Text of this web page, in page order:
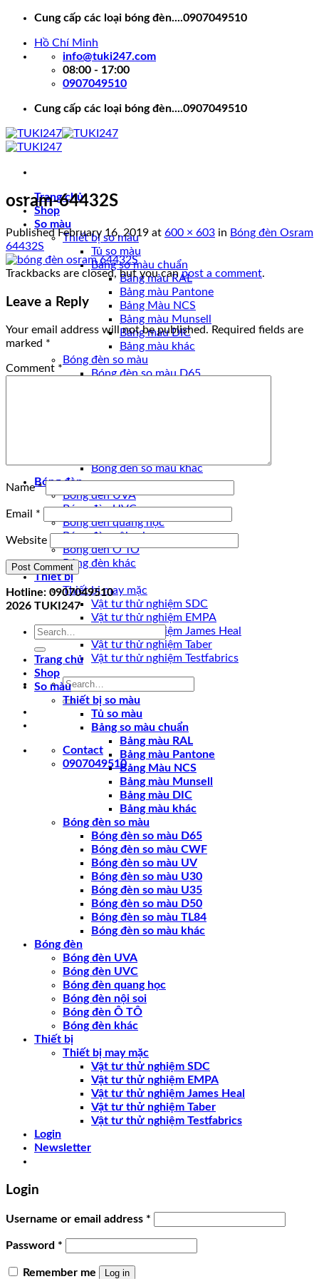
Skip
content
Cung cấp các loại bóng đèn....0907049510
Hồ Chí Minh
info@tuki247.com
08:00 - 17:00
0907049510
Cung cấp các loại bóng đèn....0907049510
Trang chủ
Shop
So màu
Thiết bị so màu
Tủ so màu
Bảng so màu chuẩn
Bảng màu RAL
Bảng màu Pantone
Bảng Màu NCS
Bảng màu Munsell
Bảng màu DIC
Bảng màu khác
Bóng đèn so màu
Bóng đèn so màu D65
Bóng đèn so màu khác
Bóng đèn
Bóng đèn UVA
Bóng đèn UVC
Bóng đèn quang học
Bóng đèn nội soi
Bóng đèn Ô TÔ
Bóng đèn khác
Thiết bị
Thiết bị may mặc
Vật tư thử nghiệm SDC
Vật tư thử nghiệm EMPA
Vật tư thử nghiệm James Heal
Vật tư thử nghiệm Taber
Vật tư thử nghiệm Testfabrics
Search
for:
Contact
0907049510
osram-64432S
PublishedFebruary 16, 2019 at 600 × 603 in Bóng đèn Osram
64432S
Trackbacks are closed, but you canpost a comment.
Leave a Reply
Your email address will not be published. Required fields are
marked *
Comment *
Name*
Email *
Website
Hotline: 0907049510
2026 TUKI247
Search
Trang chủ
Shop
So màu
Thiết bị so màu
Tủ so màu
Bảng so màu chuẩn
Bảng màu RAL
Bảng màu Pantone
Bảng Màu NCS
Bảng màu Munsell
Bảng màu DIC
Bảng màu khác
Bóng đèn so màu
Bóng đèn so màu D65
Bóng đèn so màu CWF
Bóng đèn so màu UV
Bóng đèn so màu U30
Bóng đèn so màu U35
Bóng đèn so màu D50
Bóng đèn so màu TL84
Bóng đèn so màu khác
Bóng đèn
Bóng đèn UVA
Bóng đèn UVC
Bóng đèn quang học
Bóng đèn nội soi
Bóng đèn Ô TÔ
Bóng đèn khác
Thiết bị
Thiết bị may mặc
Vật tư thử nghiệm SDC
Vật tư thử nghiệm EMPA
Vật tư thử nghiệm James Heal
Vật tư thử nghiệm Taber
Vật tư thử nghiệm Testfabrics
Login
Newsletter
Login
Username or email address *
Password *
Remember me Log in